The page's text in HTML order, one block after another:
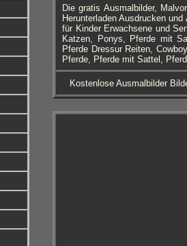
Die gratis Ausmalbilder,
Herunterladen Ausdrucken
für Kinder Erwachsene und
Katzen, Ponys, Pferde mit
Pferde Dressur Reiten,
Pferde, Pferde mit Sattel,
Kostenlose Ausmalbilder